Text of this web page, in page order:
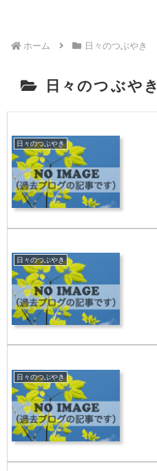
ホーム 日々のつぶやき
日々のつぶやき
日々のつぶやき
日々のつぶやき
日々のつぶやき